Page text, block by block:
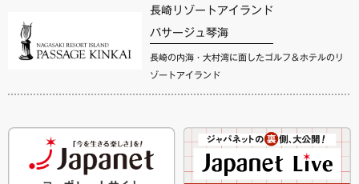
長崎リゾートアイランド
パサージュ琴海
長崎の内海・大村湾に面したゴルフ＆ホテルのリ
ゾートアイランド